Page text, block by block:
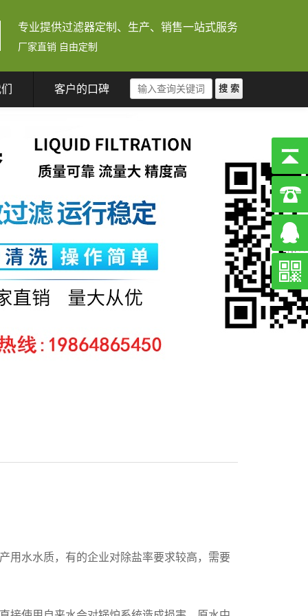
专业提供过滤器定制、生产、销售一站式服务
厂家直销 自由定制
客户的口碑
用水水质，有的企业对除盐率要求较高，需要